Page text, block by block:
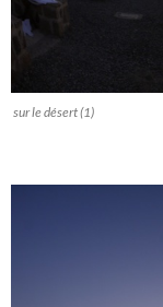
sur le désert (1)